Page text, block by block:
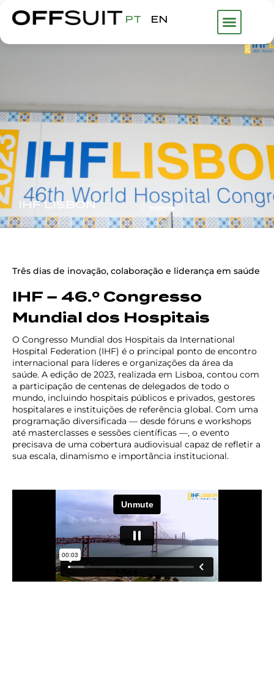
PT EN
IHF LISBON EVENTS
Três dias de inovação, colaboração e liderança em saúde
IHF – 46.º Congresso
Mundial dos Hospitais
O Congresso Mundial dos Hospitais da International
Hospital Federation (IHF) é o principal ponto de encontro
internacional para líderes e organizações da área da
saúde. A edição de 2023, realizada em Lisboa, contou com
a participação de centenas de delegados de todo o
mundo, incluindo hospitais públicos e privados, gestores
hospitalares e instituições de referência global. Com uma
programação diversificada — desde fóruns e workshops
até masterclasses e sessões científicas —, o evento
precisava de uma cobertura audiovisual capaz de refletir a
sua escala, dinamismo e importância institucional.